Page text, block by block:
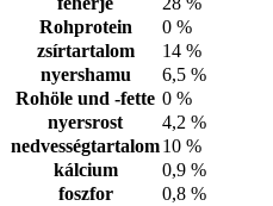
Rohprotein
0 %
zsírtartalom
14 %
nyershamu
6,5 %
Rohöle und -fette 0 %
nyersrost
4,2 %
nedvességtartalom10 %
kálcium
0,9 %
foszfor
0,8 %